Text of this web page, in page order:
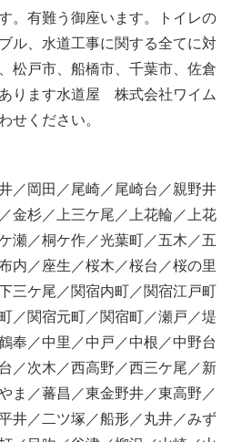
。有難う御座います。トイレの
ル、水道工事に関する全てに対
松戸市、船橋市、千葉市、佐倉
ります水道屋 株式会社ワイム
せください。
／岡田／尾崎／尾崎台／親野井
金杉／上三ケ尾／上花輪／上花
瀬／桐ケ作／光葉町／五木／五
内／座生／桜木／桜台／桜の里
三ケ尾／関宿内町／関宿江戸町
／関宿元町／関宿町／瀬戸／堤
奉／中里／中戸／中根／中野台
／次木／西高野／西三ケ尾／新
ま／蕃昌／東金野井／東高野／
井／二ツ塚／船形／丸井／みず